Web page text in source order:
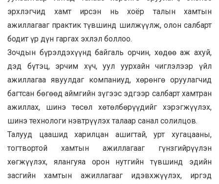
эрхлэгчид хамт ирсэн нь хоёр талын хамтын
ажиллагааг практик түвшинд шилжүүлж, олон салбарт
бодит үр дүн гаргах эхлэл боллоо.
Зочдын бүрэлдэхүүнд байгаль орчин, хөдөө аж ахуй,
дэд бүтэц, эрчим хүч, уул уурхайн чиглэлээр үйл
ажиллагаа явуулдаг компаниуд, хөрөнгө оруулагчид
багтсан бөгөөд аймгийн зүгээс эдгээр салбарт хамтран
ажиллах, шинэ төсөл хөтөлбөрүүдийг хэрэгжүүлэх,
шинэ технологи нэвтрүүлэх талаар санал солилцов.
Талууд цаашид харилцан ашигтай, урт хугацааны,
тогтвортой хамтын ажиллагааг гүнзгийрүүлэн
хөгжүүлэх, ялангуяа орон нутгийн түвшинд эдийн
засгийн хамтын ажиллагааг идэвхжүүлэх, иргэд